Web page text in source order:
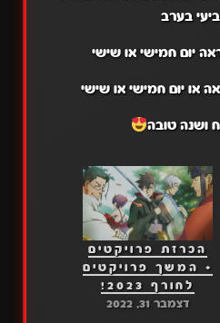
בערב
יום חמישי או שישי
או יום חמישי או שישי
ושנה טובה
הכרזת פרויקטים
+ המשך פרויקטים
לחורף 2023!
דצמבר 31, 2022